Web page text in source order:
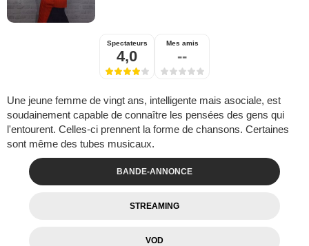
Spectateurs
4,0
Mes amis
--
Une jeune femme de vingt ans, intelligente mais asociale, est
soudainement capable de connaître les pensées des gens qui
l'entourent. Celles-ci prennent la forme de chansons. Certaines
sont même des tubes musicaux.
BANDE-ANNONCE
STREAMING
VOD